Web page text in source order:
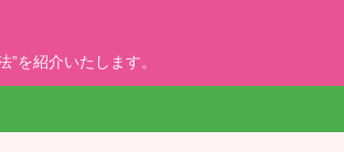
を紹介いたします。